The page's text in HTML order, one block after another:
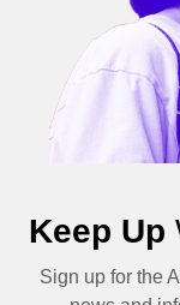
Keep Up
Sign up for the